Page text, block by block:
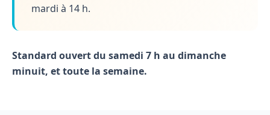
mardi à 14 h.
Standard ouvert du samedi 7 h au dimanche
minuit, et toute la semaine.